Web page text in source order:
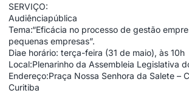
SERVIÇO:
Audiênciapública
Tema:“Eficácia no processo de gestão
pequenas empresas”.
Diae horário: terça-feira (31 de maio), às 10h
Local:Plenarinho da Assembleia Legislativa
Endereço:Praça Nossa Senhora da Salete –
Curitiba